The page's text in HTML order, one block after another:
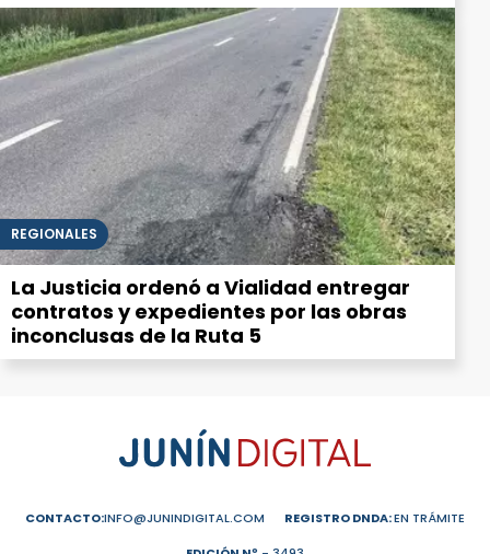
REGIONALES
La Justicia ordenó a Vialidad entregar
contratos y expedientes por las obras
inconclusas de la Ruta 5
CONTACTO:INFO@JUNINDIGITAL.COM REGISTRO DNDA:EN TRÁMITE